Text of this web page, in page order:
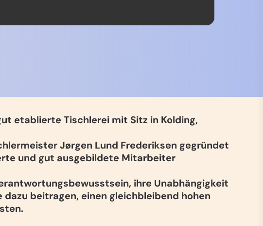
etablierte Tischlerei mit Sitz in Kolding,
Jørgen Lund Frederiksen gegründet
und gut ausgebildete Mitarbeiter
ihre Unabhängigkeit
beitragen, einen gleichbleibend hohen